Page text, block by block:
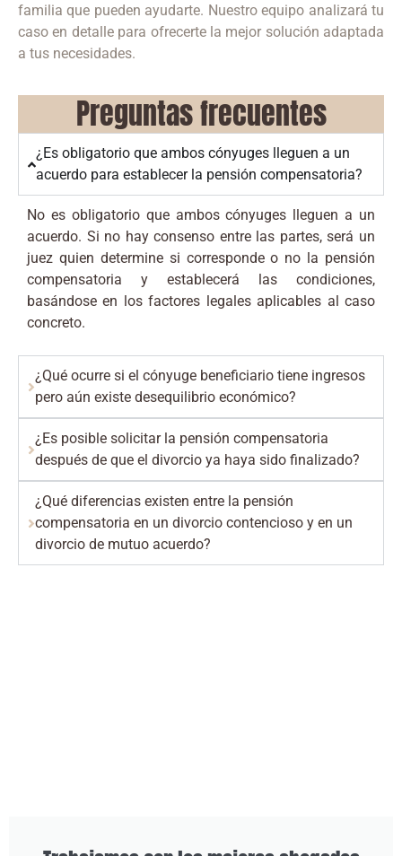
familia que pueden ayudarte. Nuestro equipo analizará tu
caso en detalle para ofrecerte la mejor solución adaptada
a tus necesidades.
Preguntas frecuentes
¿Es obligatorio que ambos cónyuges lleguen a un
acuerdo para establecer la pensión compensatoria?
No es obligatorio que ambos cónyuges lleguen a un
acuerdo. Si no hay consenso entre las partes, será un
juez quien determine si corresponde o no la pensión
compensatoria y establecerá las condiciones,
basándose en los factores legales aplicables al caso
concreto.
¿Qué ocurre si el cónyuge beneficiario tiene ingresos
pero aún existe desequilibrio económico?
¿Es posible solicitar la pensión compensatoria
después de que el divorcio ya haya sido finalizado?
¿Qué diferencias existen entre la pensión
compensatoria en un divorcio contencioso y en un
divorcio de mutuo acuerdo?